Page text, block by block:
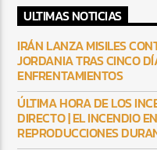
ULTIMAS NOTICIAS
IRÁN LANZA MISILES
JORDANIA TRAS CINCO
ENFRENTAMIENTOS
ÚLTIMA HORA DE LOS
DIRECTO | EL INCENDIO
REPRODUCCIONES